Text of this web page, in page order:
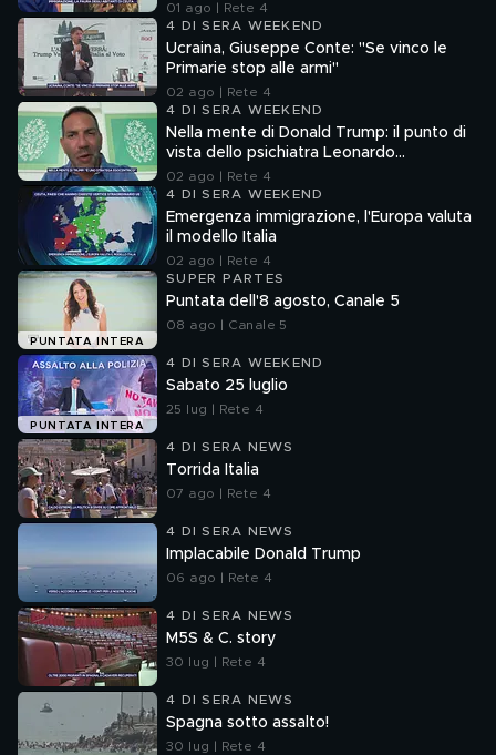
01 ago | Rete 4
4 DI SERA WEEKEND
Ucraina, Giuseppe Conte: "Se vinco le
Primarie stop alle armi"
02 ago | Rete 4
4 DI SERA WEEKEND
Nella mente di Donald Trump: il punto di
vista dello psichiatra Leonardo
Mendolicchio
02 ago | Rete 4
4 DI SERA WEEKEND
Emergenza immigrazione, l'Europa valuta
il modello Italia
02 ago | Rete 4
PUNTATA INTERA
SUPER PARTES
Puntata dell'8 agosto, Canale 5
08 ago | Canale 5
PUNTATA INTERA
4 DI SERA WEEKEND
Sabato 25 luglio
25 lug | Rete 4
4 DI SERA NEWS
Torrida Italia
07 ago | Rete 4
4 DI SERA NEWS
Implacabile Donald Trump
06 ago | Rete 4
4 DI SERA NEWS
M5S & C. story
30 lug | Rete 4
4 DI SERA NEWS
Spagna sotto assalto!
30 lug | Rete 4